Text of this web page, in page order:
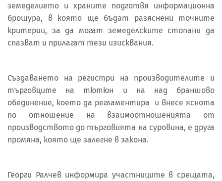
земеделието и храните подготвя информационна
брошура, в която ще бъдат разяснени точните
критерии, за да могат земеделските стопани да
спазват и прилагат тези изисквания.
Създаването на регистри на производителите и
търговците на тютюн и на над браншово
обединение, което да регламентира и внесе яснота
по отношение на взаимоотношенията от
производството до търговията на суровина, е друга
промяна, която ще залегне в закона.
Георги Ралчев информира участниците в срещата,